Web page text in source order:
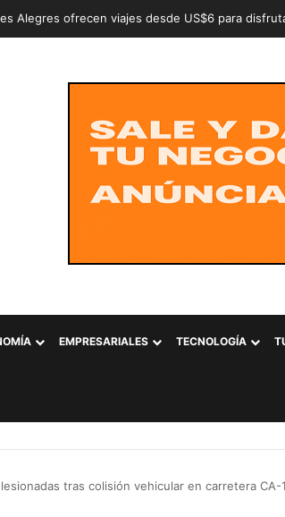
a dos adolescentes señalados de intentar
EMPRESARIALES TECNOLOGÍA
tras colisión vehicular en carretera CA-